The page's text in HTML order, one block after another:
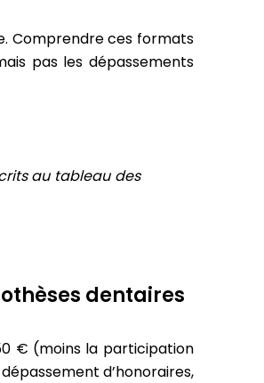
Comprendre ces formats
pas les dépassements
au tableau des
dentaires
€ (moins la participation
d’honoraires,